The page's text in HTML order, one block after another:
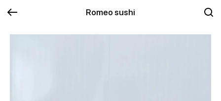
Romeo sushi